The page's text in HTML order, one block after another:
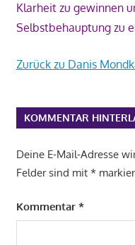
Klarheit zu gewinnen
Selbstbehauptung zu
Zurück zu Danis
KOMMENTAR
Deine E-Mail-Adresse
Felder sind mit *
Kommentar *